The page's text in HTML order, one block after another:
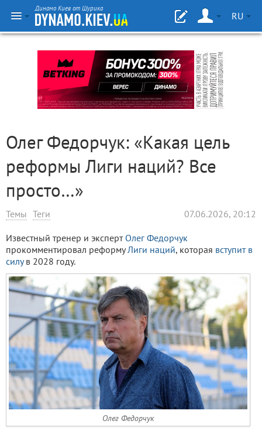
Динамо Киев от Шурика
RU
Олег Федорчук: «Какая цель
реформы Лиги наций? Все
просто…»
Темы Теги 07.06.2026, 20:12
Известный тренер и эксперт Олег Федорчук
прокомментировал реформуЛиги наций, которая вступит в
силув 2028 году.
Олег Федорчук